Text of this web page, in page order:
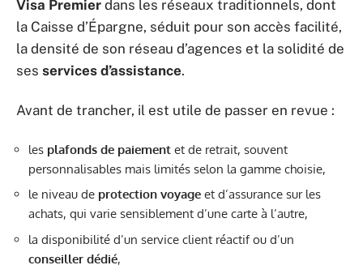
Visa Premier dans les réseaux traditionnels, dont
la Caisse d’Épargne, séduit pour son accès facilité,
la densité de son réseau d’agences et la solidité de
ses services d’assistance.
Avant de trancher, il est utile de passer en revue :
les plafonds de paiement et de retrait, souvent
personnalisables mais limités selon la gamme choisie,
le niveau de protection voyage et d’assurance sur les
achats, qui varie sensiblement d’une carte à l’autre,
la disponibilité d’un service client réactif ou d’un
conseiller dédié,